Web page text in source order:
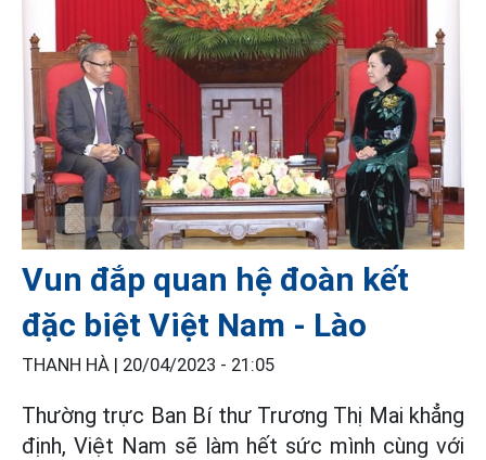
Vun đắp quan hệ đoàn kết
đặc biệt Việt Nam - Lào
THANH HÀ | 20/04/2023 - 21:05
Thường trực Ban Bí thư Trương Thị Mai khẳng
định, Việt Nam sẽ làm hết sức mình cùng với